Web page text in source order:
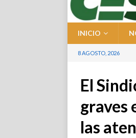
INICIO
8 AGOSTO, 2026
El
graves
las